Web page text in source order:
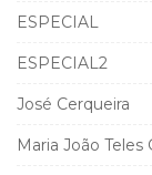
ESPECIAL
ESPECIAL2
José Cerqueira
Maria João Teles